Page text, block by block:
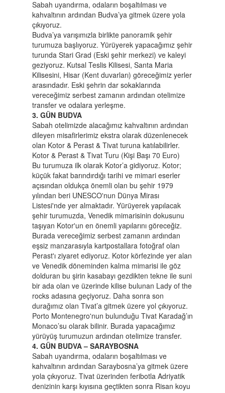
Sabah uyandırma, odaların boşaltılması ve
kahvaltının ardından Budva’ya gitmek üzere yola
çıkıyoruz.
Budva’ya varışımızla birlikte panoramik şehir
turumuza başlıyoruz. Yürüyerek yapacağımız şehir
turunda Stari Grad (Eski şehir merkezi) ve kaleyi
geziyoruz. Kutsal Teslis Kilisesi, Santa Maria
Kilisesini, Hisar (Kent duvarları) göreceğimiz yerler
arasındadır. Eski şehrin dar sokaklarında
vereceğimiz serbest zamanın ardından otelimize
transfer ve odalara yerleşme.
3. GÜN BUDVA
Sabah otelimizde alacağımız kahvaltının ardından
dileyen misafirlerimiz ekstra olarak düzenlenecek
olan Kotor & Perast & Tivat turuna katılabilirler.
Kotor & Perast & Tivat Turu (Kişi Başı 70 Euro)
Bu turumuza ilk olarak Kotor’a gidiyoruz. Kotor;
küçük fakat barındırdığı tarihi ve mimari eserler
açısından oldukça önemli olan bu şehir 1979
yılından beri UNESCO'nun Dünya Mirası
Listesi'nde yer almaktadır. Yürüyerek yapılacak
şehir turumuzda, Venedik mimarisinin dokusunu
taşıyan Kotor'un en önemli yapılarını göreceğiz.
Burada vereceğimiz serbest zamanın ardından
eşsiz manzarasıyla kartpostallara fotoğraf olan
Perast'ı ziyaret ediyoruz. Kotor körfezinde yer alan
ve Venedik döneminden kalma mimarisi ile göz
dolduran bu şirin kasabayı gezdikten tekne ile suni
bir ada olan ve üzerinde kilise bulunan Lady of the
rocks adasına geçiyoruz. Daha sonra son
durağımız olan Tivat’a gitmek üzere yol çıkıyoruz.
Porto Montenegro'nun bulunduğu Tivat Karadağ’ın
Monaco’su olarak bilinir. Burada yapacağımız
yürüyüş turumuzun ardından otelimize transfer.
4. GÜN BUDVA – SARAYBOSNA
Sabah uyandırma, odaların boşaltılması ve
kahvaltının ardından Saraybosna’ya gitmek üzere
yola çıkıyoruz. Tivat üzerinden feribotla Adriyatik
denizinin karşı kıyısına geçtikten sonra Risan koyu